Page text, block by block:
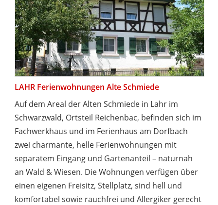
LAHR Ferienwohnungen Alte Schmiede
Auf dem Areal der Alten Schmiede in Lahr im
Schwarzwald, Ortsteil Reichenbac, befinden sich im
Fachwerkhaus und im Ferienhaus am Dorfbach
zwei charmante, helle Ferienwohnungen mit
separatem Eingang und Gartenanteil – naturnah
an Wald & Wiesen. Die Wohnungen verfügen über
einen eigenen Freisitz, Stellplatz, sind hell und
komfortabel sowie rauchfrei und Allergiker gerecht